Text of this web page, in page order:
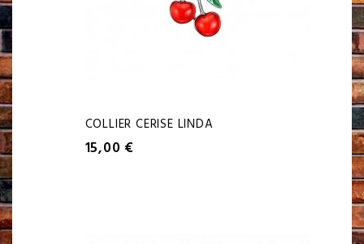
COLLIER CERISE LINDA
15,00 €